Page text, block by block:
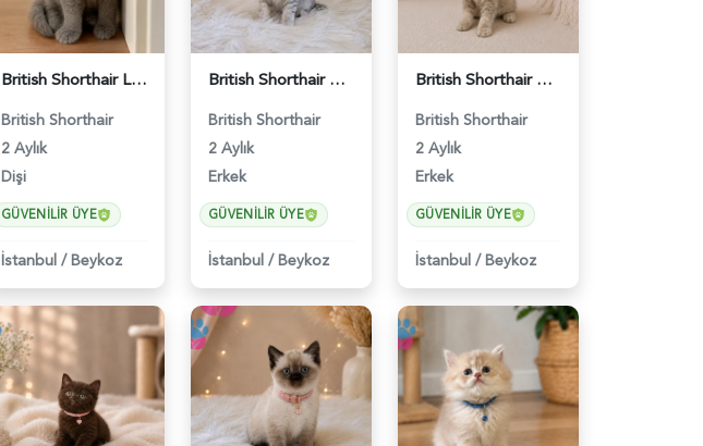
British Shorthair Lilac Dişi Tatlı Kızımız - 5236
British Shorthair
2 Aylık
Dişi
GÜVENILIR ÜYE
İstanbul /Beykoz
British Shorthair Silver Tabby Yavrumuz - 4639
British Shorthair
2 Aylık
Erkek
GÜVENILIR ÜYE
İstanbul /Beykoz
British Shorthair Ay12 Erkek Oyuncu Yavrumuz - 4895
British Shorthair
2 Aylık
Erkek
GÜVENILIR ÜYE
İstanbul /Beykoz